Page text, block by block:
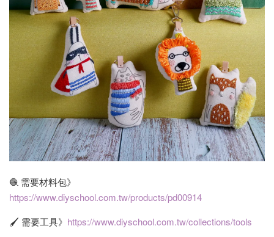
🧶 需要材料包》
https://www.diyschool.com.tw/products/pd00914
🖌 需要工具》 https://www.diyschool.com.tw/collections/tools